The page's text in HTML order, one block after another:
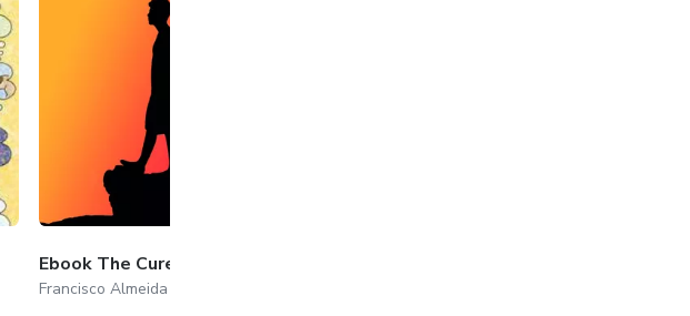
Ebook The Cure for ADHD
Francisco Almeida